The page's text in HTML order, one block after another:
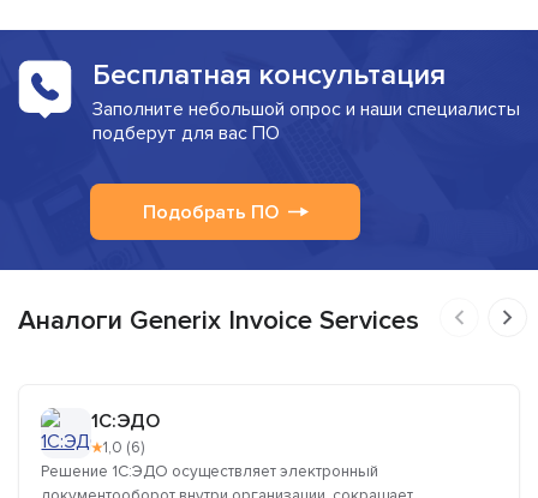
Бесплатная консультация
Заполните небольшой опрос и наши специалисты
подберут для вас ПО
Подобрать ПО
Аналоги Generix Invoice Services
1C:ЭДО
★1,0 (6)
Решение 1C:ЭДО осуществляет электронный